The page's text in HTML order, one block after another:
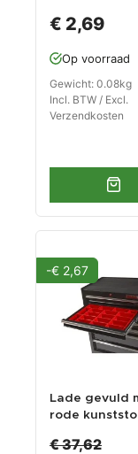
n
€ 2,69
Op voorraad
Gewicht: 0.08kg
Incl. BTW / Excl.
Verzendkosten
-€ 2,67
Lade gevuld
rode
€ 37,62